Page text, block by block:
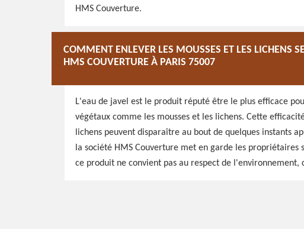
HMS Couverture.
COMMENT ENLEVER LES MOUSSES ET LES LICHENS
HMS COUVERTURE À PARIS 75007
L'eau de javel est le produit réputé être le plus efficace
végétaux comme les mousses et les lichens. Cette
lichens peuvent disparaître au bout de quelques instants
la société HMS Couverture met en garde les
ce produit ne convient pas au respect de l'environnement,